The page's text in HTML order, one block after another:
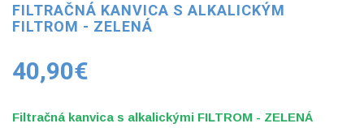
FILTRAČNÁ KANVICA S ALKALICKÝM
FILTROM - ZELENÁ
40,90€
Filtračná kanvica s alkalickými FILTROM - ZELENÁ